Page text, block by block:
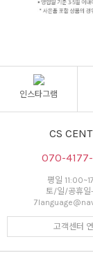
인스타그램
CS
070-4177-
평일
토/일/공휴일
고객센터